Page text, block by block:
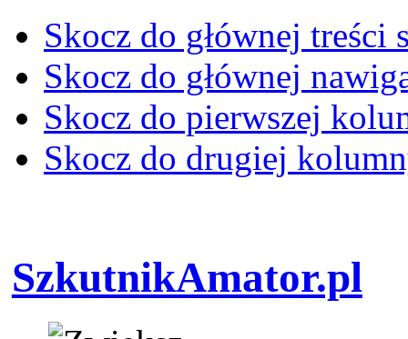
Skocz do głównej treści
Skocz do głównej
Skocz do pierwszej
Skocz do drugiej
SzkutnikAmator.pl